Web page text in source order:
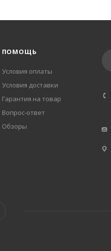
ПОМОЩЬ
Условия оплаты
Условия доставки
Гарантия на товар
Вопрос-ответ
Обзоры